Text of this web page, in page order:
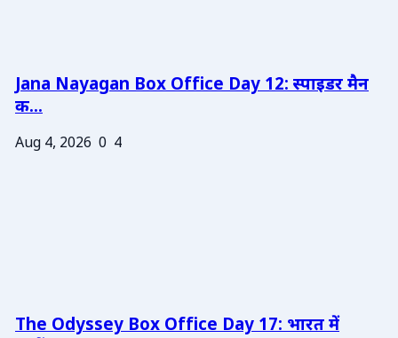
Jana Nayagan Box Office Day 12: स्पाइडर मैन
क...
Aug 4, 2026 0 4
The Odyssey Box Office Day 17: भारत में